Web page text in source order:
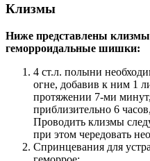
Клизмы
Ниже представлены
геморроидальные шишки:
4 ст.л. полыни
огне, добавив к ним 1
протяжении 7-ми минут,
приблизительно 6
Проводить клизмы
при этом чередовать
Спринцевания для